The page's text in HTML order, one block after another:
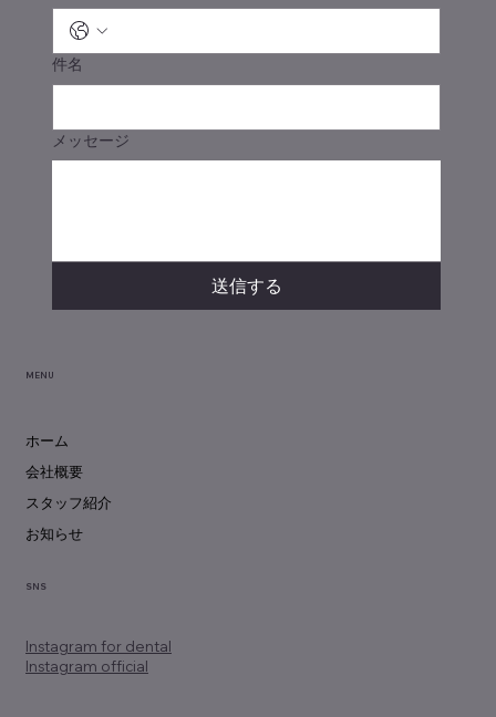
Instagram for dental
Instagram official
SNS
ホーム
会社概要
スタッフ紹介
お知らせ
MENU
件名
メッセージ
送信する